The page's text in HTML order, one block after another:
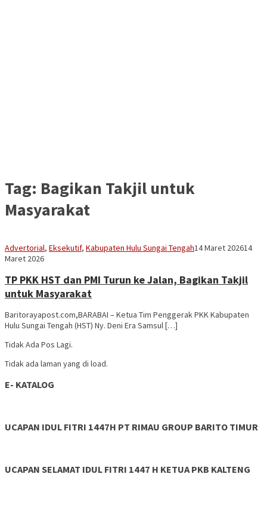
Tag: Bagikan Takjil untuk
Masyarakat
Advertorial, Eksekutif, Kabupaten Hulu Sungai TengahVananta
14 Maret 202614
Maret 2026
TP PKK HST dan PMI Turun ke Jalan, Bagikan Takjil
untuk Masyarakat
Baritorayapost.com,BARABAI – Ketua Tim Penggerak PKK Kabupaten
Hulu Sungai Tengah (HST) Ny. Deni Era Samsul […]
Tidak Ada Pos Lagi.
Tidak ada laman yang di load.
E- KATALOG
UCAPAN IDUL FITRI 1447H PT RIMAU GROUP BARITO TIMUR
UCAPAN SELAMAT IDUL FITRI 1447 H KETUA PKB KALTENG